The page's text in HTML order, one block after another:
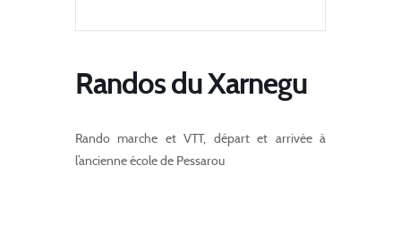
Randos du Xarnegu
Rando marche et VTT, départ et arrivée à
l’ancienne école de Pessarou